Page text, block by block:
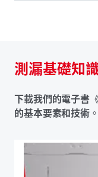
測漏基礎知
下載我們的電子書
的基本要素和技術 。